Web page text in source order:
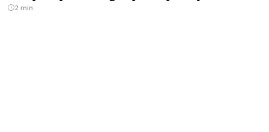
2 min.